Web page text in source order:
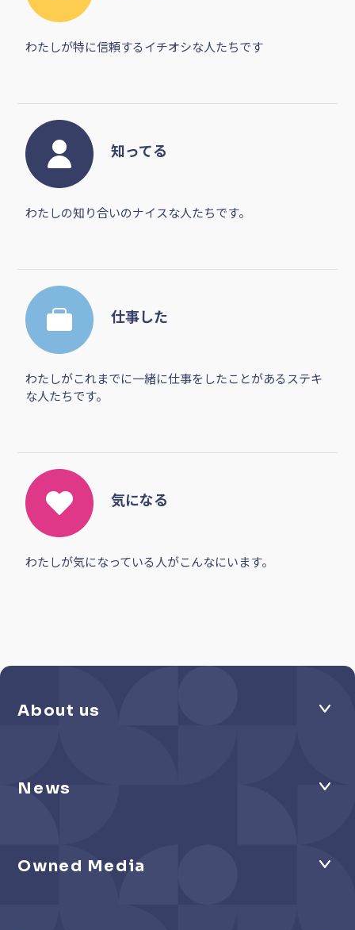
わたしが特に信頼するイチオシな人たちです
知ってる
わたしの知り合いのナイスな人たちです。
仕事した
わたしがこれまでに一緒に仕事をしたことがあるステキ
な人たちです。
気になる
わたしが気になっている人がこんなにいます。
About us
News
Owned Media